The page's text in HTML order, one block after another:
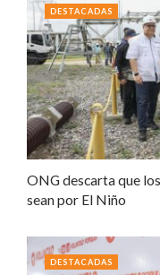
ONG descarta que
sean por El Niño
DESTACADAS
DESTACADAS